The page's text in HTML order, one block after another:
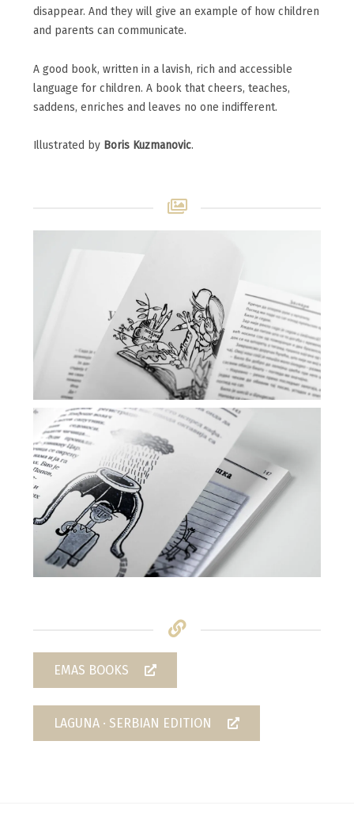
disappear. And they will give an example of how children
and parents can communicate.
A good book, written in a lavish, rich and accessible
language for children. A book that cheers, teaches,
saddens, enriches and leaves no one indifferent.
Illustrated by Boris Kuzmanovic.
EMAS BOOKS
LAGUNA · SERBIAN EDITION